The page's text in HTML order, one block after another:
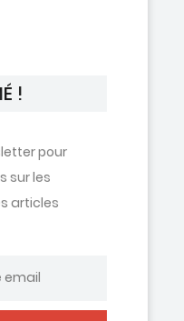
!
pour
sur les
articles